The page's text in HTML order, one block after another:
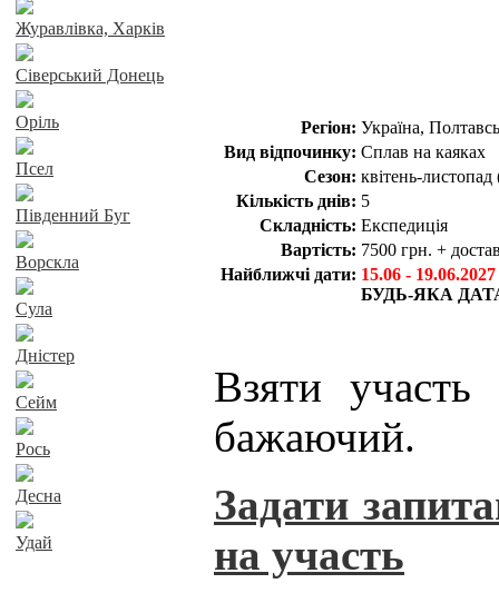
Журавлівка, Харків
Сіверський Донець
Оріль
Псел
Південний Буг
Ворскла
Сула
Дністер
Сейм
Рось
Десна
Удай
Регіон: Україна,
Вид відпочинку: Сплав на каяках
Сезон: квітень-
Кількість днів: 5
Складність: Експедиція
Вартість: 7500 грн. +
Найближчі дати: 15.06 - 19.06.2027
БУДЬ-ЯКА
Взяти
бажаючий.
Задати
на участь